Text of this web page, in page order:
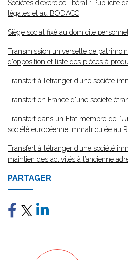
Sociétés d’exercice libéral : Publicité
légales et au BODACC
Siège social fixé au domicile
Transmission universelle de
d'opposition et liste des pièces à
Transfert à l’étranger d’une société
Transfert en France d'une société
Transfert dans un Etat membre de
société européenne immatriculée au
Transfert à l’étranger d’une société
maintien des activités à l’ancienne
PARTAGER